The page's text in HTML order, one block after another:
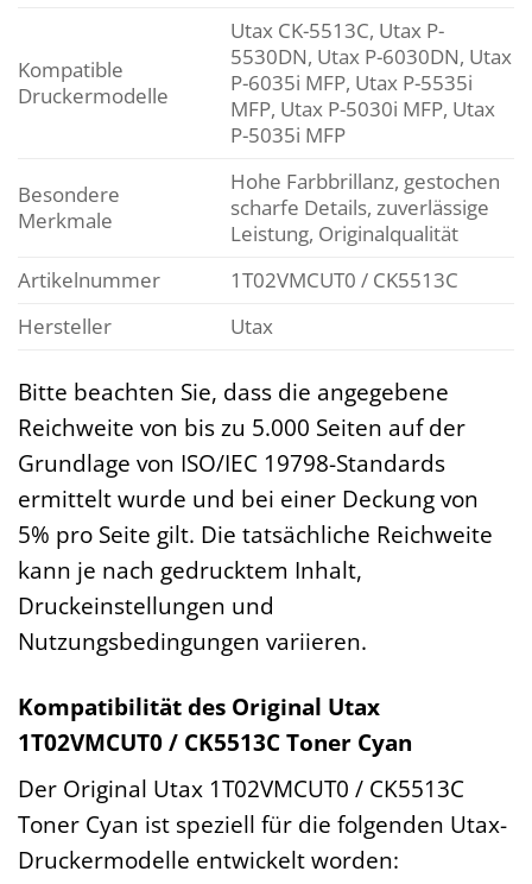
Kompatible
Druckermodelle
Utax CK-5513C, Utax P-
5530DN, Utax P-6030DN, Utax
P-6035i MFP, Utax P-5535i
MFP, Utax P-5030i MFP, Utax
P-5035i MFP
Besondere
Merkmale
Hohe Farbbrillanz, gestochen
scharfe Details, zuverlässige
Leistung, Originalqualität
Artikelnummer
1T02VMCUT0 / CK5513C
Hersteller
Utax
Bitte beachten Sie, dass die angegebene
Reichweite von bis zu 5.000 Seiten auf der
Grundlage von ISO/IEC 19798-Standards
ermittelt wurde und bei einer Deckung von
5% pro Seite gilt. Die tatsächliche Reichweite
kann je nach gedrucktem Inhalt,
Druckeinstellungen und
Nutzungsbedingungen variieren.
Kompatibilität des Original Utax
1T02VMCUT0 / CK5513C Toner Cyan
Der Original Utax 1T02VMCUT0 / CK5513C
Toner Cyan ist speziell für die folgenden Utax-
Druckermodelle entwickelt worden: